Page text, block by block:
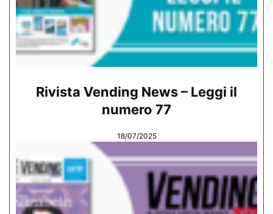
Rivista Vending News – Leggi il
numero 77
18/07/2025